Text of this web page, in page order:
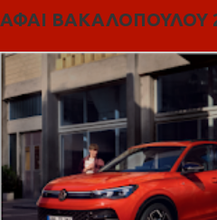
ΑΦΑΙ ΒΑΚΑΛΟΠΟΥΛΟΥ